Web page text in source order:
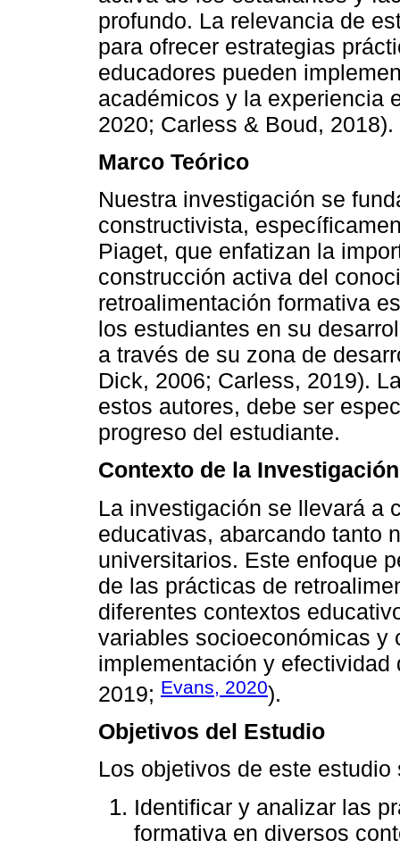
profundo. La relevancia de
para ofrecer estrategias
educadores pueden
académicos y la experiencia
2020; Carless & Boud, 2018).
Marco Teórico
Nuestra investigación se
constructivista,
Piaget, que enfatizan la
construcción activa del
retroalimentación formativa
los estudiantes en su
a través de su zona de
Dick, 2006; Carless, 2019).
estos autores, debe ser
progreso del estudiante.
Contexto de la Investigación
La investigación se llevará a
educativas, abarcando tanto
universitarios. Este enfoque
de las prácticas de
diferentes contextos
variables socioeconómicas y
implementación y
2019; Evans, 2020).
Objetivos del Estudio
Los objetivos de este estudio
Identificar y analizar las
formativa en diversos